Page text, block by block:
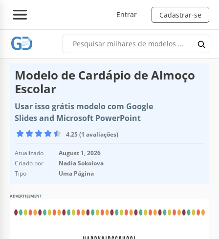
Entrar Cadastrar-se
Modelo de Cardápio de Almoço
Escolar
Usar isso grátis modelo com Google
Slides and Microsoft PowerPoint
4.25 (1 avaliações)
Atualizado
August 1, 2026
Criado por
Nadia Sokolova
Tipo
Uma Página
ADVERTISEMENT